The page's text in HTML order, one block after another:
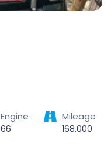
Engine
66
Mileage
168.000